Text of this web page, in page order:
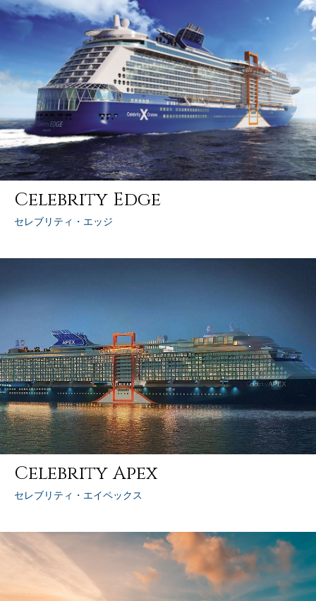
客船のご案内
寄港地ガイド
トピックス パンフレット
ご予約後の流れ お問い合わせ
Celebrity Edge
セレブリティ・エッジ
Celebrity Apex
セレブリティ・エイペックス